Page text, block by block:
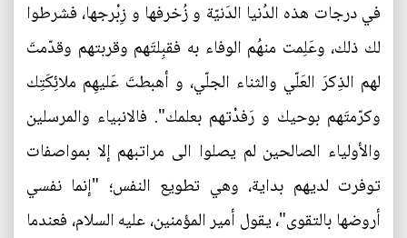
في درجات هذه الدُنيا الدَنيّة و زُخرفها و زِبْرجها، فشرطوا
لك ذلك، وعَلِمت منهُم الوفاء به فقبِلتَهم وقربتهم وقدّمتَ
لهم الذِكرَ العَلّي والثناء الجلّي، و أهبطتَ عَليهِم ملائِكَتِك
وكرّمتَهم بوحيك و رَفدْتهم بعلمك". فالانبياء والمرسلين
والأولياء الصالحين لم يصلوا الى مراتبهم إلا بمواصفات
توفرت لديهم بداية، وهي تطويع النفس؛ "إنما نفسي
أروضها بالتقوى"، يقول أمير المؤمنين، عليه السلام، فعندما